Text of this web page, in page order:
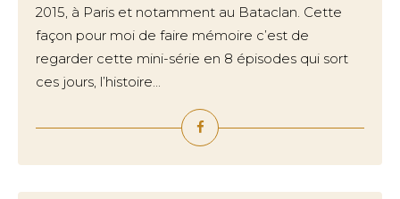
2015, à Paris et notamment au Bataclan. Cette
façon pour moi de faire mémoire c’est de
regarder cette mini-série en 8 épisodes qui sort
ces jours, l’histoire...